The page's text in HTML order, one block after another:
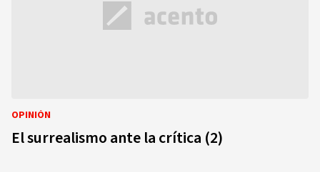
OPINIÓN
El surrealismo ante la crítica (2)